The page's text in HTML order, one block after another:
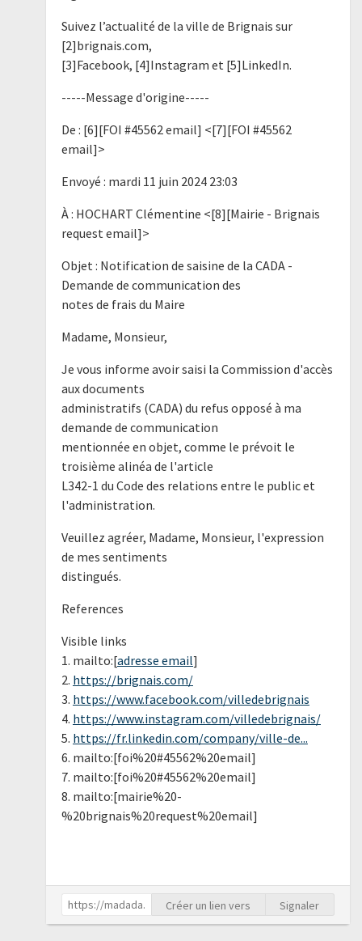
Suivez l’actualité de la ville de Brignais sur
[2]brignais.com,
[3]Facebook, [4]Instagram et [5]LinkedIn.
-----Message d'origine-----
De : [6][FOI #45562 email] <[7][FOI #45562
email]>
Envoyé : mardi 11 juin 2024 23:03
À : HOCHART Clémentine <[8][Mairie - Brignais
request email]>
Objet : Notification de saisine de la CADA -
Demande de communication des
notes de frais du Maire
Madame, Monsieur,
Je vous informe avoir saisi la Commission d'accès
aux documents
administratifs (CADA) du refus opposé à ma
demande de communication
mentionnée en objet, comme le prévoit le
troisième alinéa de l'article
L342-1 du Code des relations entre le public et
l'administration.
Veuillez agréer, Madame, Monsieur, l'expression
de mes sentiments
distingués.
References
Visible links
1. mailto:[adresse email]
2. https://brignais.com/
3. https://www.facebook.com/villedebrignais
4. https://www.instagram.com/villedebrignais/
5. https://fr.linkedin.com/company/ville-de...
6. mailto:[foi%20#45562%20email]
7. mailto:[foi%20#45562%20email]
8. mailto:[mairie%20-
%20brignais%20request%20email]
Créer un lien vers Signaler